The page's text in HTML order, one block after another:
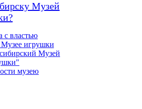
Музей
с властью
игрушки
Музей
музею